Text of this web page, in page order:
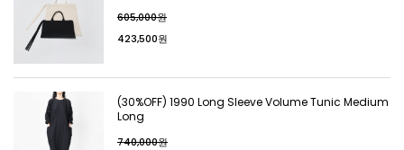
605,000원
423,500원
(30%OFF) 1990 Long Sleeve Volume Tunic Medium
Long
740,000원